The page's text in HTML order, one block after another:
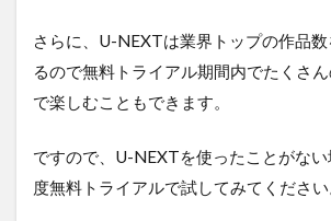
さらに、U-NEXTは業界トップの作品
るので無料トライアル期間内でたくさ
で楽しむこともできます。
ですので、U-NEXTを使ったことがな
度無料トライアルで試してみてください